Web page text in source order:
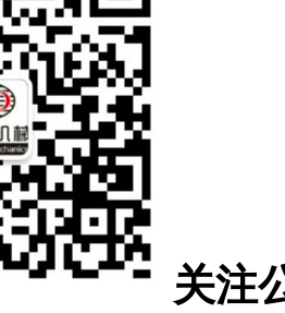
关注